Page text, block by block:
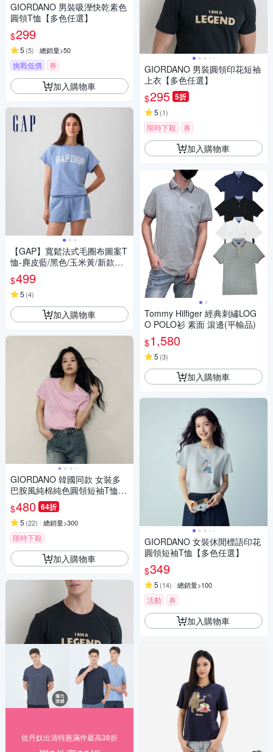
GIORDANO 男裝吸溼快乾素色
圓領T恤【多色任選】
$299
5 (5) 總銷量>50
挑戰低價 券
加入購物車
【GAP】寬鬆法式毛圈布圖案T
恤-麂皮藍/黑色/玉米黃/新款米
白/櫻草粉(900971)
$499
5 (4)
加入購物車
GIORDANO 韓國同款 女裝多
巴胺風純棉純色圓領短袖T恤
【多色任選】
$480 64折
5 (22) 總銷量>300
限時下殺
加入購物車
佐丹奴出清特惠滿件最高38折
GIORDANO 男裝圓領印花短袖
上衣【多色任選】
$295 5折
5 (1)
限時下殺 券
加入購物車
Tommy Hilfiger 經典刺繡LOG
O POLO衫 素面 滾邊(平輸品)
$1,580
5 (3)
加入購物車
GIORDANO 女裝休閒標語印花
圓領短袖T恤【多色任選】
$349
5 (14) 總銷量>100
活動 券
加入購物車